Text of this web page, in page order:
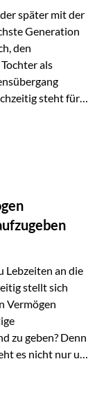
später mit der
Generation
den
als
steht für
überlebende
Police der
Die
Beispiel vor:
Lebzeiten an die
stellt sich
Vermögen
zu geben? Denn
es nicht nur um
erhalten